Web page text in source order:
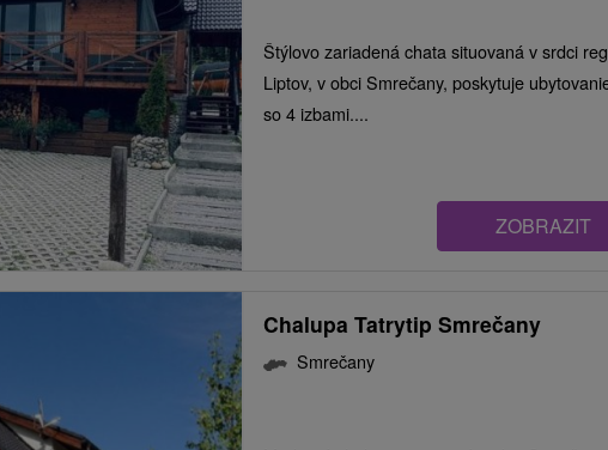
Štýlovo zariadená chata situovaná v srdci
Liptov, v obci Smrečany, poskytuje
so 4 izbami....
ZOBRAZIT
Chalupa Tatrytip Smrečany
Smrečany